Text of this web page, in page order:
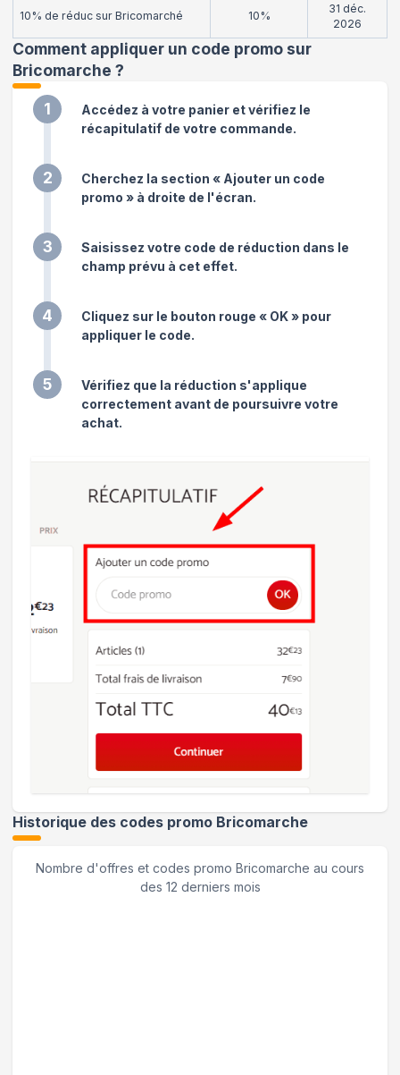
10% de réduc sur Bricomarché 10%
31 déc.
2026
Comment appliquer un code promo sur
Bricomarche ?
1
Accédez à votre panier et vérifiez le
récapitulatif de votre commande.
2
Cherchez la section « Ajouter un code
promo » à droite de l'écran.
3
Saisissez votre code de réduction dans le
champ prévu à cet effet.
4
Cliquez sur le bouton rouge « OK » pour
appliquer le code.
5
Vérifiez que la réduction s'applique
correctement avant de poursuivre votre
achat.
Historique des codes promo Bricomarche
Nombre d'offres et codes promo Bricomarche au cours
des 12 derniers mois